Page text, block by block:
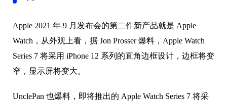
Apple 2021 年 9 月发布会的第二件新产品就是 Apple
Watch，从外观上看，据 Jon Prosser 爆料，Apple Watch
Series 7 将采用 iPhone 12 系列的直角边框设计，边框将变
窄，显示屏将变大。
UnclePan 也爆料，即将推出的 Apple Watch Series 7 将采